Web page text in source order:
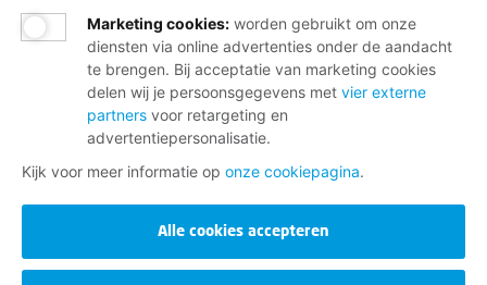
Marketing cookies: worden gebruikt om onze
diensten via online advertenties onder de aandacht
te brengen. Bij acceptatie van marketing cookies
delen wij je persoonsgegevens met vier externe
partners voor retargeting en
advertentiepersonalisatie.
Kijk voor meer informatie op onze cookiepagina.
Alle cookies accepteren